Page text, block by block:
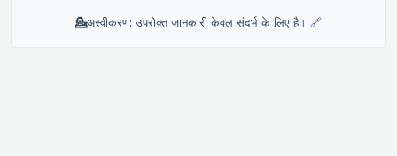
💁अस्वीकरण: उपरोक्त जानकारी केवल संदर्भ के लिए है। 🔗